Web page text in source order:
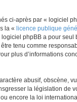
ci-après par « logiciel
la « licence publique
phpBB a pour seul
tenu comme
plus d’informations
abusif, obscène,
la législation de
encore la loi